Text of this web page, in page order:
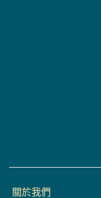
關於我們